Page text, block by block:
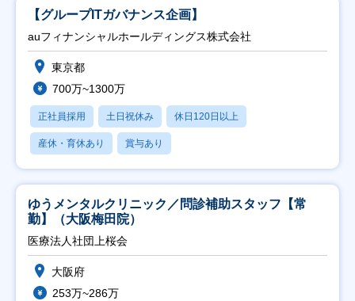
【グループITガバナンス企画】
auフィナンシャルホールディングス株式会社
東京都
700万~1300万
正社員採用 土日祝休み 休日120日以上
産休・育休あり 賞与あり
ゆうメンタルクリニック／問診補助スタッフ【常
勤】（大阪梅田院）
医療法人社団上桜会
大阪府
253万~286万